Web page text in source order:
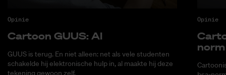
Opinie
Car­toon GUUS: AI
GUUS is terug. En niet alleen: net als vele studenten
schakelde hij elektronische hulp in, al maakte hij deze
tekening gewoon zelf.
Opinie
norm